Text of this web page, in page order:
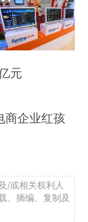
元
商企业红孩
/或相关权利人
、摘编、复制及